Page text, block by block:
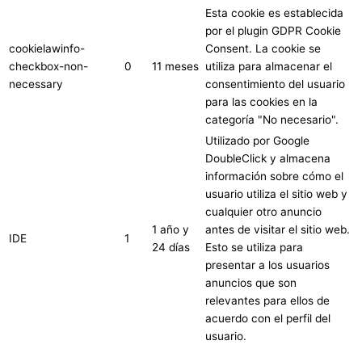
cookielawinfo-
checkbox-non-
necessary
0 11 meses
Esta cookie es establecida
por el plugin GDPR Cookie
Consent. La cookie se
utiliza para almacenar el
consentimiento del usuario
para las cookies en la
categoría "No necesario".
IDE 1
1 año y
24 días
Utilizado por Google
DoubleClick y almacena
información sobre cómo el
usuario utiliza el sitio web y
cualquier otro anuncio
antes de visitar el sitio web.
Esto se utiliza para
presentar a los usuarios
anuncios que son
relevantes para ellos de
acuerdo con el perfil del
usuario.